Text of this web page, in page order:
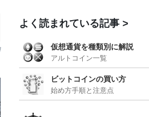
よく読まれている記事
仮想通貨を種類別に解説
アルトコイン一覧
ビットコインの買い方
始め方手順と注意点